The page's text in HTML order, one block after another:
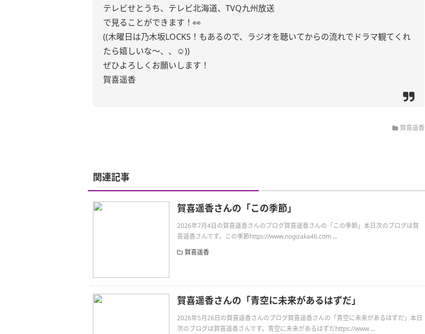
テレビせとうち、テレビ北海道、TVQ九州放送
で見ることができます！👀
((木曜日は乃木坂LOCKS！もあるので、ラジオを聴いてからの流れでドラマ観てくれ
たら嬉しいな〜、、☺️))
ぜひよろしくお願いします！
賀喜遥香
賀喜遥香
関連記事
賀喜遥香さんの「この季節」
2026年7月4日の賀喜遥香さんのブログ賀喜遥香さんの「この季節」本日次のブログは賀
喜遥香さんです。この季節https://www.nogizaka46.com ...
賀喜遥香
賀喜遥香さんの「青空に未来があるはずだ」
2026年5月26日の賀喜遥香さんのブログ賀喜遥香さんの「青空に未来があるはずだ」本日
次のブログは賀喜遥香さんです。青空に未来があるはずだhttps://www ...